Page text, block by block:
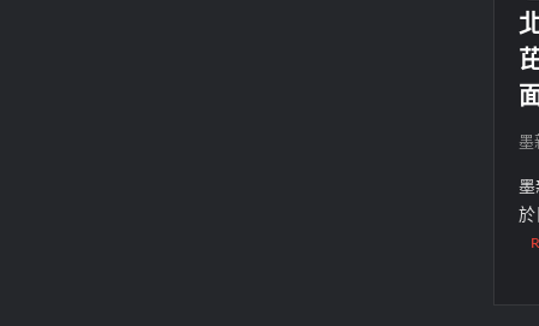
墨
墨
於